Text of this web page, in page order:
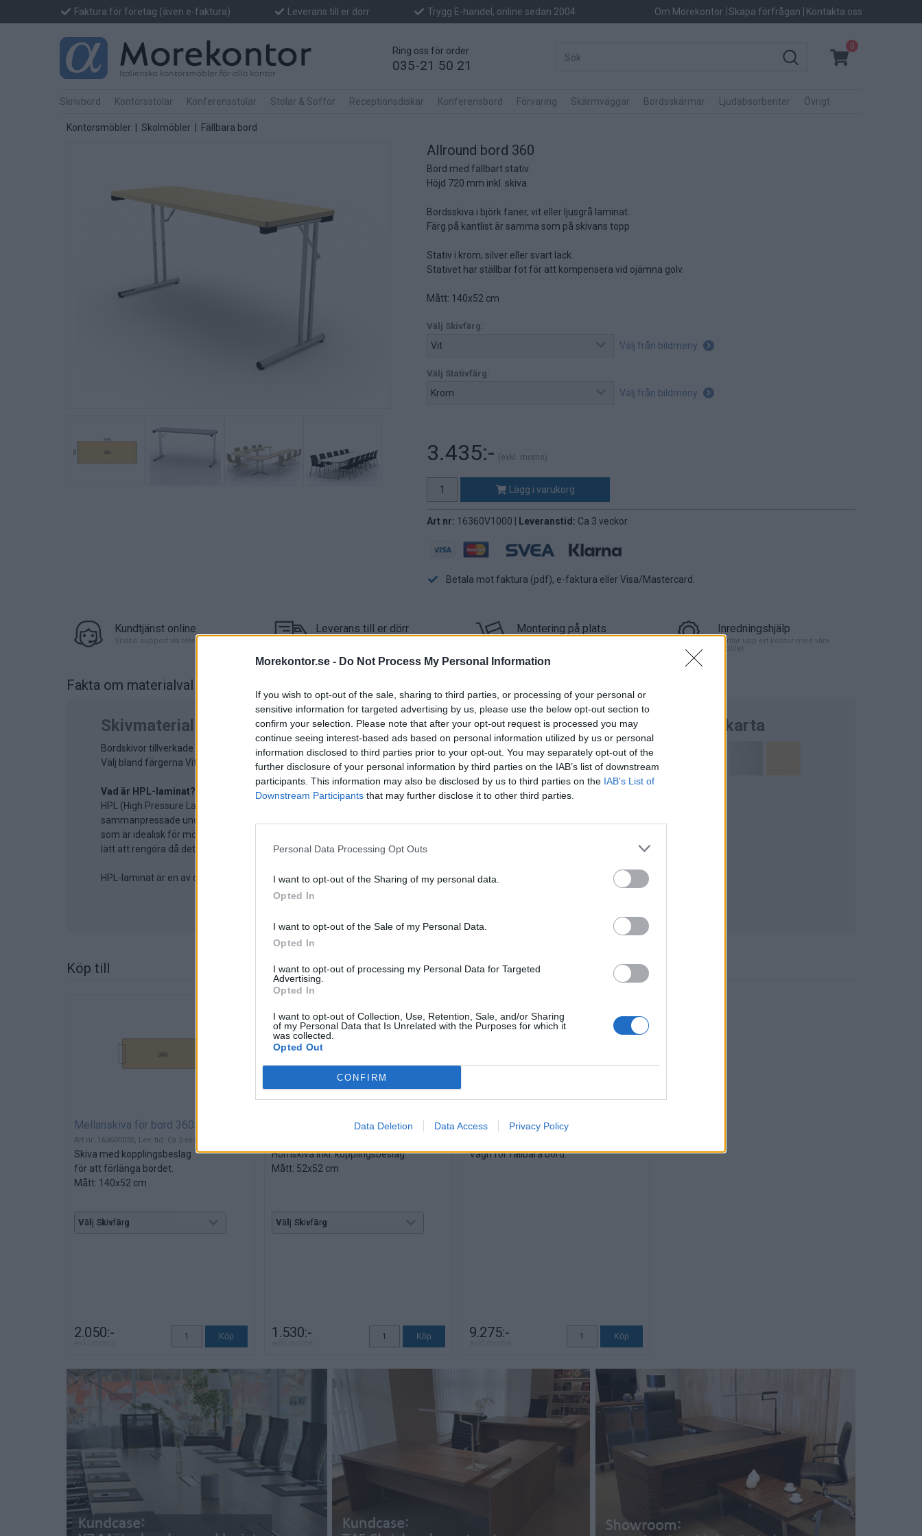
Morekontor.se - Do Not Process My Personal Information
If you wish to opt-out of the sale, sharing to third parties, or processing of your personal or
sensitive information for targeted advertising by us, please use the below opt-out section to
confirm your selection. Please note that after your opt-out request is processed you may
continue seeing interest-based ads based on personal information utilized by us or personal
information disclosed to third parties prior to your opt-out. You may separately opt-out of the
further disclosure of your personal information by third parties on the IAB’s list of downstream
participants. This information may also be disclosed by us to third parties on the IAB’s List of
Downstream Participants that may further disclose it to other third parties.
Personal Data Processing Opt Outs
I want to opt-out of the Sharing of my personal data.
Opted In
I want to opt-out of the Sale of my Personal Data.
Opted In
I want to opt-out of processing my Personal Data for Targeted
Advertising.
Opted In
I want to opt-out of Collection, Use, Retention, Sale, and/or Sharing
of my Personal Data that Is Unrelated with the Purposes for which it
was collected.
Opted Out
CONFIRM
Data Deletion Data Access Privacy Policy
Faktura för företag (även e-faktura) Leverans till er dörr Trygg E-handel, online sedan 2004 Om Morekontor Skapa förfrågan Kontakta oss
Ring oss för order
035-21 50 21
0
Skrivbord Kontorsstolar Konferensstolar Stolar & Soffor Receptionsdiskar Konferensbord Förvaring Skärmväggar Bordsskärmar Ljudabsorbenter Övrigt
Kontorsmöbler Skolmöbler Fällbara bord
Allround bord 360
Bord med fällbart stativ.
Höjd 720 mm inkl. skiva.
Bordsskiva i björk faner, vit eller ljusgrå laminat.
Färg på kantlist är samma som på skivans topp
Stativ i krom, silver eller svart lack.
Stativet har ställbar fot för att kompensera vid ojämna golv.
Mått: 140x52 cm
Välj Skivfärg:
Välj från bildmeny
Välj Stativfärg:
Välj från bildmeny
3.435:- (exkl. moms)
Lägg i varukorg
Art nr: 16360V1000 | Leveranstid: Ca 3 veckor
Betala mot faktura (pdf), e-faktura eller Visa/Mastercard.
Kundtjänst online
Snabb support via telefon eller chat
Leverans till er dörr Montering på plats Inredningshjälp
Vi ritar upp ert kontor med våra
möbler
Fakta om materialval
Skivmaterial
Bordskivor tillverkade i tålig HPL-laminat.
Välj bland färgerna Vit (S 0502-G50Y), Mörkgrå (S 7000-N), Svart (S 9000-N)
Vad är HPL-laminat?
HPL (High Pressure Laminate) är ett högtryckslaminat som består av flera lager kraftpapper
sammanpressade under högt tryck och värme. Detta skapar en slitstark, tålig och hållbar yta
som är idealisk för möbler. Skivorna blir motståndskraftigt mot repor, stötar och slitage samt
lätt att rengöra då det tål allrengöringsmedel.
HPL-laminat är en av de mest hållbara och praktiska ytorna för konferensbord
Färgkarta
Köp till
Mellanskiva för bord 360
Art nr: 163600030, Lev. tid: Ca 3 veckor
Skiva med kopplingsbeslag
för att förlänga bordet.
Mått: 140x52 cm
2.050:-
Mellanskiva hörn, 52 cm
Hörnskiva inkl. kopplingsbeslag.
Mått: 52x52 cm
1.530:-
Vagn
Vagn för fällbara bord.
9.275:-